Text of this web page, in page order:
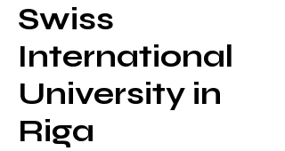
Swiss
International
University in
Riga